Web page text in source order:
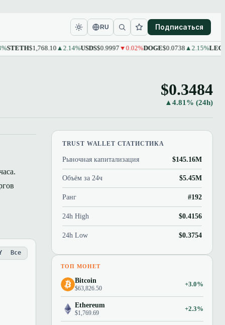
RU Подписаться
$1,768.10▲2.14%USDS$0.9997▼0.02%DOGE$0.0738▲2.15%LEO$9.61
$0.3484
▲4.81% (24h)
Все
TRUST WALLET СТАТИСТИКА
Рыночная капитализация $145.16M
Объём за 24ч $5.45M
Ранг #192
24h High $0.4156
24h Low $0.3754
ТОП МОНЕТ
Bitcoin
$63,826.50
+3.0%
Ethereum
$1,769.69
+2.3%